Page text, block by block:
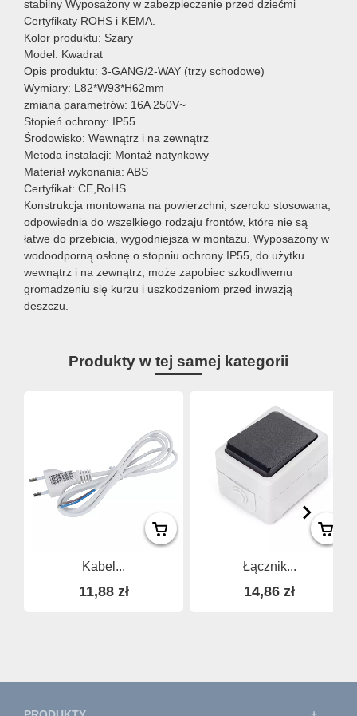
stabilny Wyposażony w zabezpieczenie przed dziećmi
Certyfikaty ROHS i KEMA.
Kolor produktu: Szary
Model: Kwadrat
Opis produktu: 3-GANG/2-WAY (trzy schodowe)
Wymiary: L82*W93*H62mm
zmiana parametrów: 16A 250V~
Stopień ochrony: IP55
Środowisko: Wewnątrz i na zewnątrz
Metoda instalacji: Montaż natynkowy
Materiał wykonania: ABS
Certyfikat: CE,RoHS
Konstrukcja montowana na powierzchni, szeroko stosowana,
odpowiednia do wszelkiego rodzaju frontów, które nie są
łatwe do przebicia, wygodniejsza w montażu. Wyposażony w
wodoodporną osłonę o stopniu ochrony IP55, do użytku
wewnątrz i na zewnątrz, może zapobiec szkodliwemu
gromadzeniu się kurzu i uszkodzeniom przed inwazją
deszczu.
Produkty w tej samej kategorii
Kabel...
11,88 zł
Łącznik...
14,86 zł